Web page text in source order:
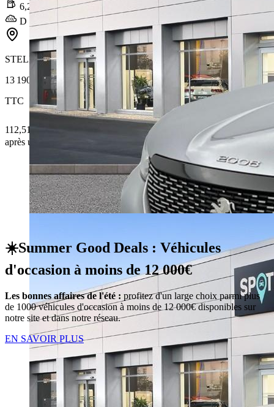
6,2 l/100km
D (141 g/km)
STELLANTIS &YOU PANTIN
13 190 €
TTC
112,51 € /Mois
après un premier loyer de 3 957 €
☀️Summer Good Deals : Véhicules
d'occasion à moins de 12 000€
Les bonnes affaires de l'été : profitez d'un large choix parmi plus
de 1000 véhicules d'occasion à moins de 12 000€ disponibles sur
notre site et dans notre réseau.
EN SAVOIR PLUS